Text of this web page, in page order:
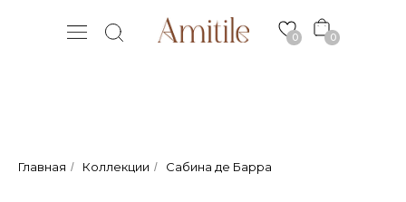
0
0
Главная / Коллекции / Сабина де Барра